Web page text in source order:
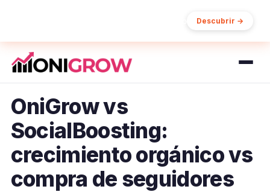
Descubrir →
OniGrow vs
SocialBoosting:
crecimiento orgánico vs
compra de seguidores